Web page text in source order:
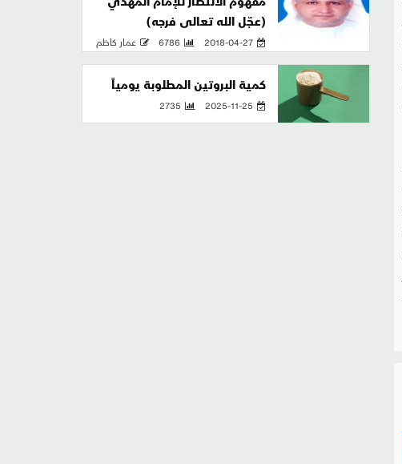
(عجّل الله تعالى فرجه)
2018-04-27
6786 عمار كاظم
كمية البروتين المطلوبة يومياً
2025-11-25
2735